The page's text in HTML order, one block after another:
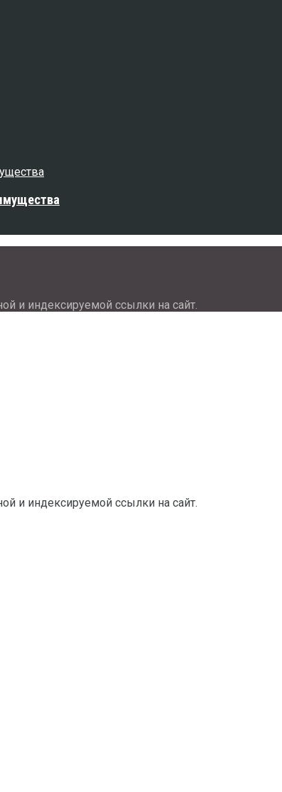
и индексируемой ссылки на сайт.
и индексируемой ссылки на сайт.